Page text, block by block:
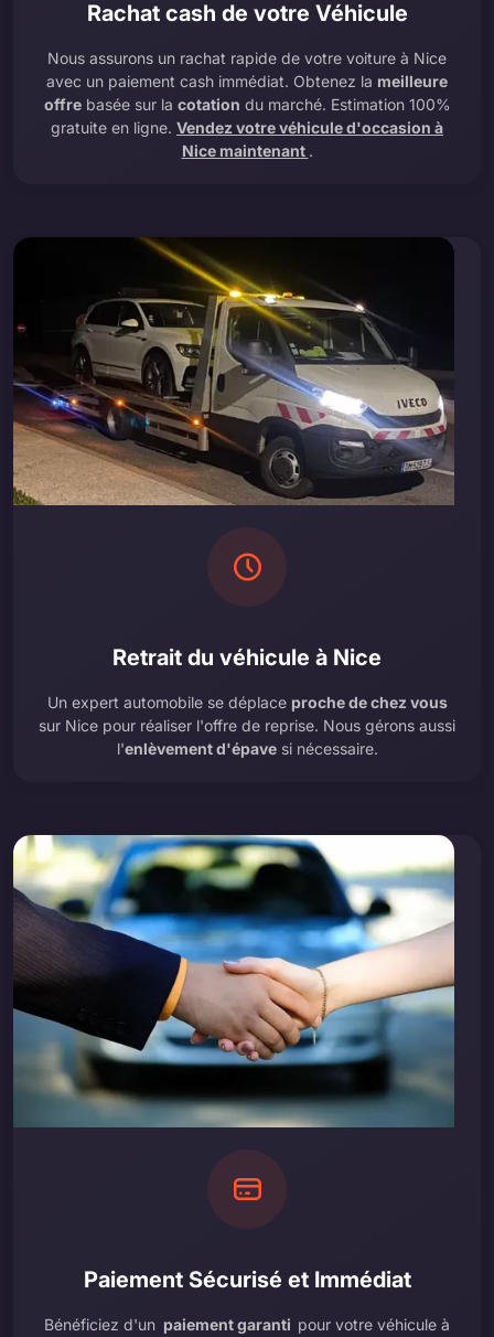
Rachat cash de votre Véhicule
Nous assurons un rachat rapide de votre voiture à Nice
avec un paiement cash immédiat. Obtenez la meilleure
offrebasée sur la cotation du marché. Estimation 100%
gratuite en ligne. Vendez votre véhicule d'occasion à
Nice maintenant .
Retrait du véhicule à Nice
Un expert automobile se déplace proche de chez vous
sur Nice pour réaliser l'offre de reprise. Nous gérons aussi
l'enlèvement d'épavesi nécessaire.
Paiement Sécurisé et Immédiat
Bénéficiez d'un paiement garanti pour votre véhicule à